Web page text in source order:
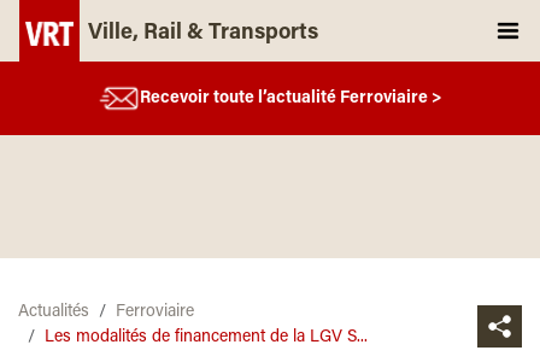
Ville, Rail & Transports
Recevoir toute l’actualité Ferroviaire >
Actualités
Ferroviaire
Les modalités de financement de la LGV S...